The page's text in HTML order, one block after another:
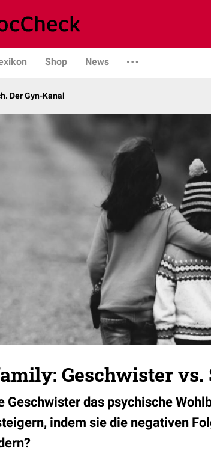
Shop News
Der Gyn-Kanal
Geschwister vs.
Geschwister das psychische
indem sie die negativen